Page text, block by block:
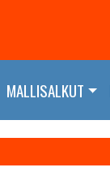
MALLISALKUT